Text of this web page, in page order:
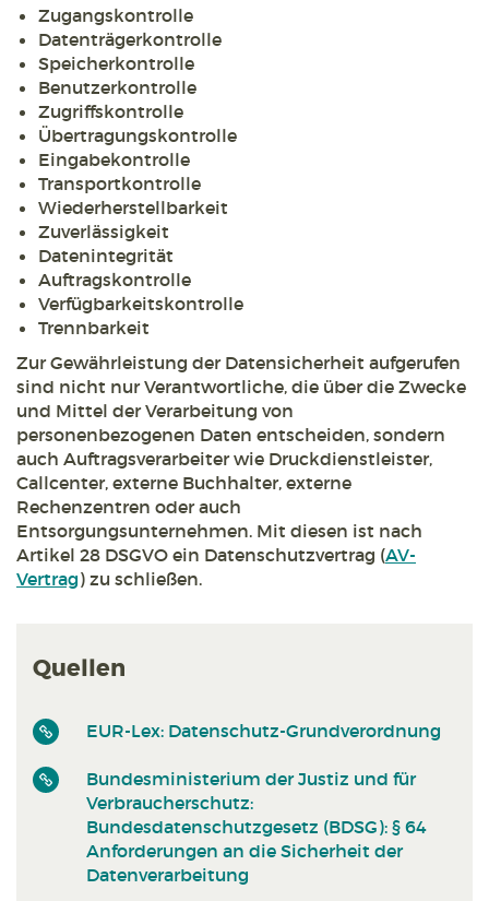
Zugangskontrolle
Datenträgerkontrolle
Speicherkontrolle
Benutzerkontrolle
Zugriffskontrolle
Übertragungskontrolle
Eingabekontrolle
Transportkontrolle
Wiederherstellbarkeit
Zuverlässigkeit
Datenintegrität
Auftragskontrolle
Verfügbarkeitskontrolle
Trennbarkeit
Zur Gewährleistung der Datensicherheit aufgerufen
sind nicht nur Verantwortliche, die über die Zwecke
und Mittel der Verarbeitung von
personenbezogenen Daten entscheiden, sondern
auch Auftragsverarbeiter wie Druckdienstleister,
Callcenter, externe Buchhalter, externe
Rechenzentren oder auch
Entsorgungsunternehmen. Mit diesen ist nach
Artikel 28 DSGVO ein Datenschutzvertrag (AV-
Vertrag) zu schließen.
Quellen
EUR-Lex: Datenschutz-Grundverordnung
Bundesministerium der Justiz und für
Verbraucherschutz:
Bundesdatenschutzgesetz (BDSG): § 64
Anforderungen an die Sicherheit der
Datenverarbeitung